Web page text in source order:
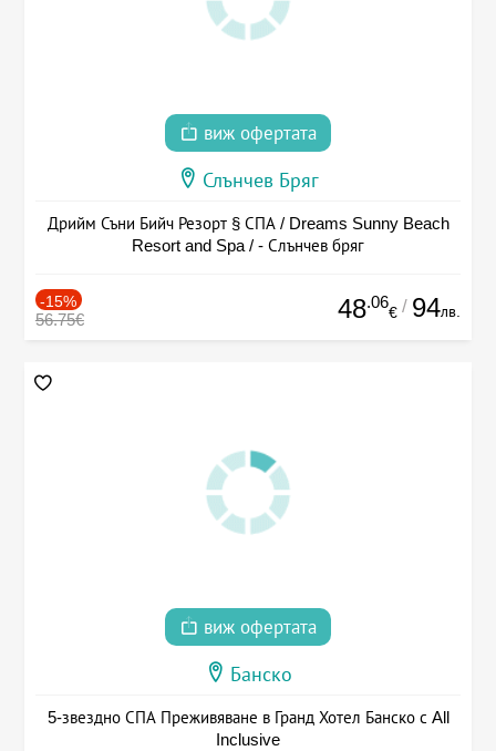
виж офертата
Слънчев Бряг
Дрийм Съни Бийч Резорт § СПА / Dreams Sunny Beach
Resort and Spa / - Слънчев бряг
-15%
56.75€ 48.06
€ / 94лв.
виж офертата
Банско
5-звездно СПА Преживяване в Гранд Хотел Банско с All
Inclusive